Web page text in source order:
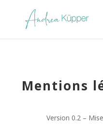
Mentions
Version 0.2 –